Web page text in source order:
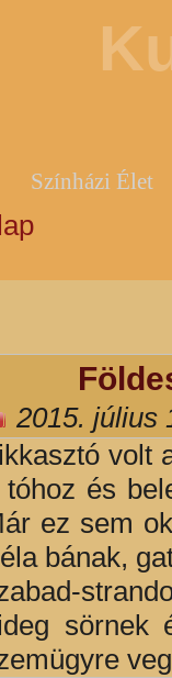
Színházi Élet
hely
2015. július
volt
tóhoz és
ez sem
bának,
sörnek